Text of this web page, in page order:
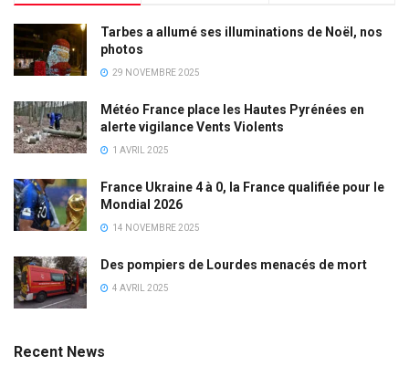
Tarbes a allumé ses illuminations de Noël, nos
photos
29 NOVEMBRE 2025
Météo France place les Hautes Pyrénées en
alerte vigilance Vents Violents
1 AVRIL 2025
France Ukraine 4 à 0, la France qualifiée pour le
Mondial 2026
14 NOVEMBRE 2025
Des pompiers de Lourdes menacés de mort
4 AVRIL 2025
Recent News